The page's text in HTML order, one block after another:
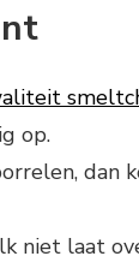
op.
dan
niet laat